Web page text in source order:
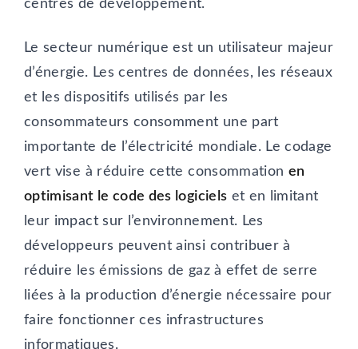
centres de développement.
Le secteur numérique est un utilisateur majeur
d’énergie. Les centres de données, les réseaux
et les dispositifs utilisés par les
consommateurs consomment une part
importante de l’électricité mondiale. Le codage
vert vise à réduire cette consommation en
optimisant le code des logiciels et en limitant
leur impact sur l’environnement. Les
développeurs peuvent ainsi contribuer à
réduire les émissions de gaz à effet de serre
liées à la production d’énergie nécessaire pour
faire fonctionner ces infrastructures
informatiques.